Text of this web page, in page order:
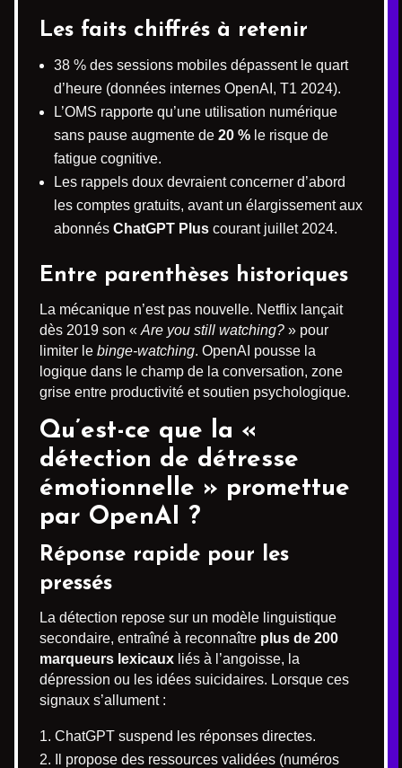
Les faits chiffrés à retenir
38 % des sessions mobiles dépassent le quart
d’heure (données internes OpenAI, T1 2024).
L’OMS rapporte qu’une utilisation numérique
sans pause augmente de 20 % le risque de
fatigue cognitive.
Les rappels doux devraient concerner d’abord
les comptes gratuits, avant un élargissement aux
abonnés ChatGPT Plus courant juillet 2024.
Entre parenthèses historiques
La mécanique n’est pas nouvelle. Netflix lançait
dès 2019 son « Are you still watching? » pour
limiter le binge-watching. OpenAI pousse la
logique dans le champ de la conversation, zone
grise entre productivité et soutien psychologique.
Qu’est-ce que la «
détection de détresse
émotionnelle » promettue
par OpenAI ?
Réponse rapide pour les
pressés
La détection repose sur un modèle linguistique
secondaire, entraîné à reconnaître plus de 200
marqueurs lexicaux liés à l’angoisse, la
dépression ou les idées suicidaires. Lorsque ces
signaux s’allument :
ChatGPT suspend les réponses directes.
Il propose des ressources validées (numéros